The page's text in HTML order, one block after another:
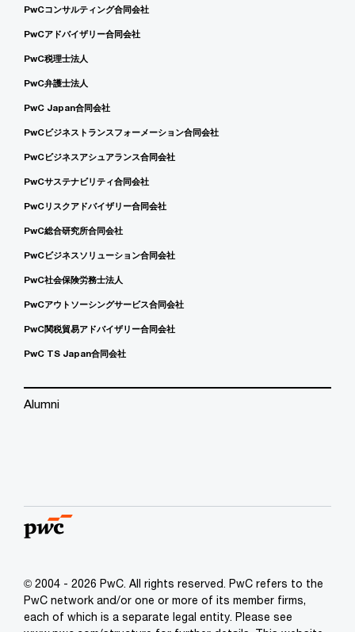
PwCコンサルティング合同会社
PwCアドバイザリー合同会社
PwC税理士法人
PwC弁護士法人
PwC Japan合同会社
PwCビジネストランスフォーメーション合同会社
PwCビジネスアシュアランス合同会社
PwCサステナビリティ合同会社
PwCリスクアドバイザリー合同会社
PwC総合研究所合同会社
PwCビジネスソリューション合同会社
PwC社会保険労務士法人
PwCアウトソーシングサービス合同会社
PwC関税貿易アドバイザリー合同会社
PwC TS Japan合同会社
Alumni
© 2004 - 2026 PwC. All rights reserved. PwC refers to the
PwC network and/or one or more of its member firms,
each of which is a separate legal entity. Please see